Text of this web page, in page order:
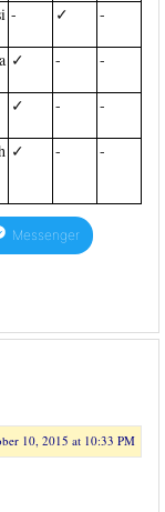
- ✓ -
✓ - -
✓ - -
✓ - -
Messenger
10, 2015 at 10:33 PM